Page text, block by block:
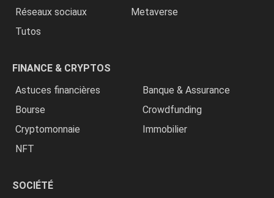
Réseaux sociaux
Metaverse
Tutos
FINANCE & CRYPTOS
Astuces financières
Banque & Assurance
Bourse
Crowdfunding
Cryptomonnaie
Immobilier
NFT
SOCIÉTÉ